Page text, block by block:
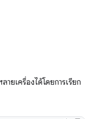
เครื่องได้โดยการเรียก